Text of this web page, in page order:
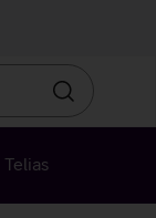
Otsin
Telias